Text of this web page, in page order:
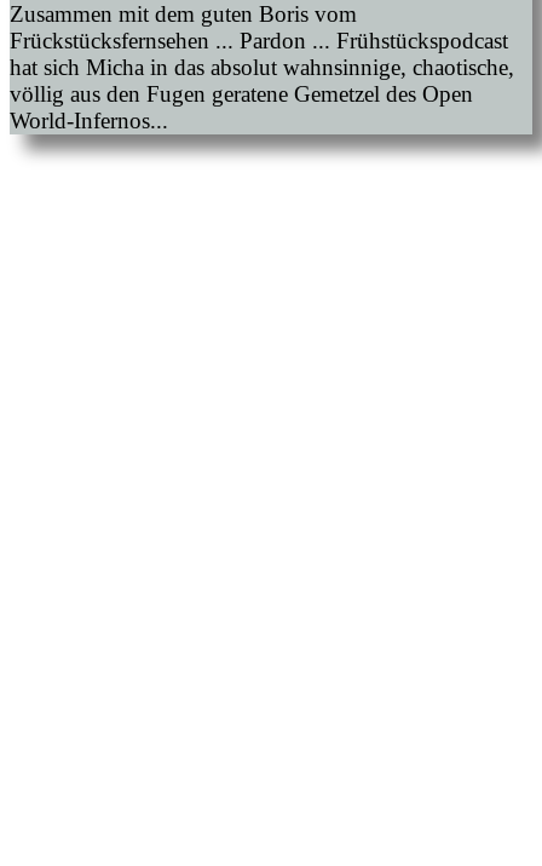
Zusammen mit dem guten Boris vom
Frückstücksfernsehen ... Pardon ... Frühstückspodcast
hat sich Micha in das absolut wahnsinnige, chaotische,
völlig aus den Fugen geratene Gemetzel des Open
World-Infernos...